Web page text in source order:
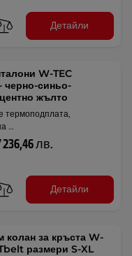
Детайли
W-TEC
черно-синьо-
жълто
термоподплата,
…
236,46 лв.
Детайли
колан за кръста W-
размери S-XL